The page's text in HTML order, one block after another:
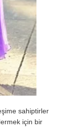
sahiptirler
için bir